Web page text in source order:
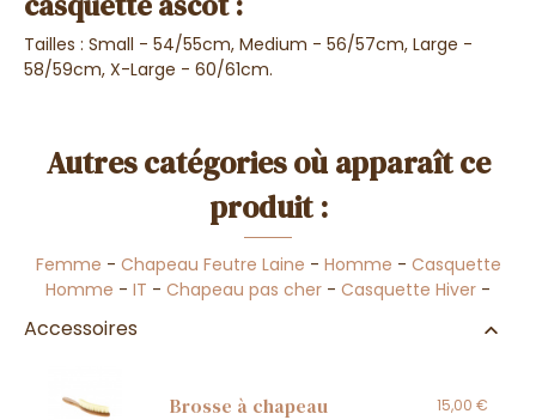
Tailles : Small - 54/55cm, Medium - 56/57cm, Large -
58/59cm, X-Large - 60/61cm.
Autres catégories où apparaît ce
produit :
Femme - Chapeau Feutre Laine - Homme - Casquette
Homme - IT - Chapeau pas cher - Casquette Hiver -
Accessoires
Brosse à chapeau 15,00 €